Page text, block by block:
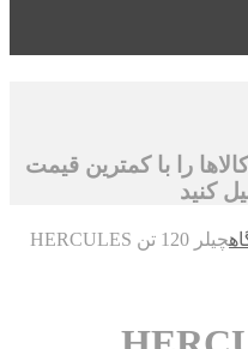
با کمترین قیمت
چیلر 120 تن HERCULES